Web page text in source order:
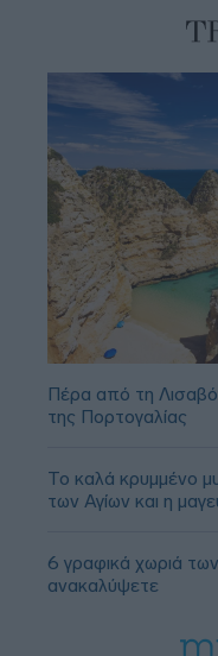
Πέρα από τη
της Πορτογαλίας
Το καλά κρυμμένο
των Αγίων και η
6 γραφικά χωριά
ανακαλύψετε